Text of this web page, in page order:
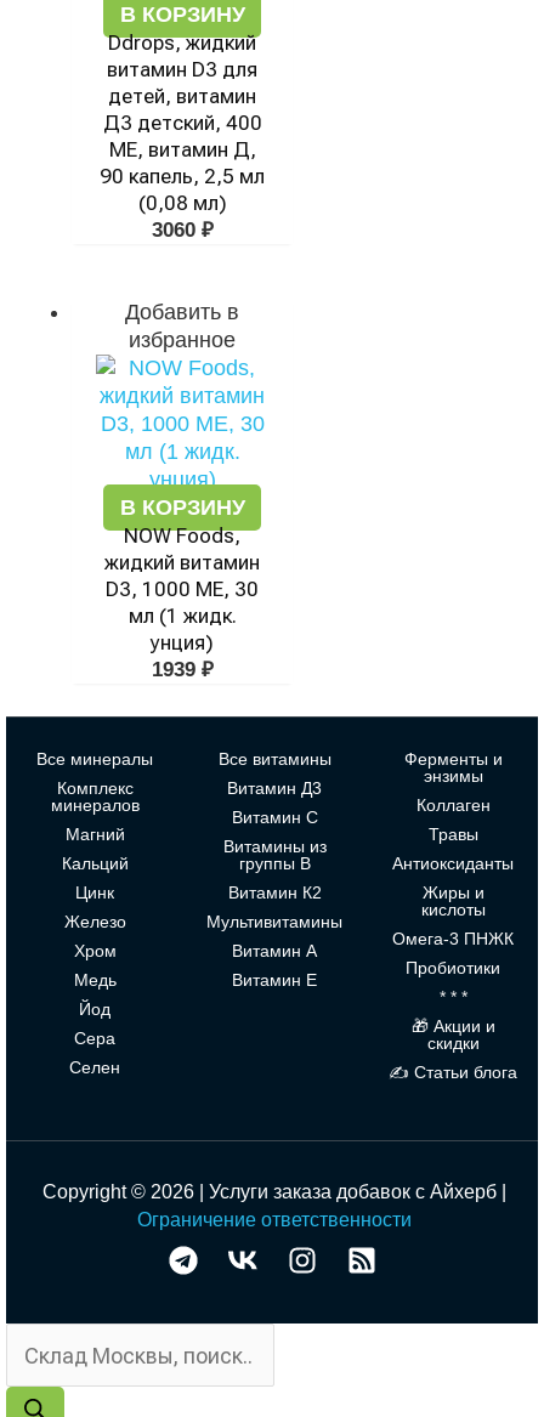
В КОРЗИНУ
Ddrops, жидкий
витамин D3 для
детей, витамин
Д3 детский, 400
МЕ, витамин Д,
90 капель, 2,5 мл
(0,08 мл)
3060 ₽
Добавить в
избранное
В КОРЗИНУ
NOW Foods,
жидкий витамин
D3, 1000 МЕ, 30
мл (1 жидк.
унция)
1939 ₽
Все минералы
Комплекс
минералов
Магний
Кальций
Цинк
Железо
Хром
Медь
Йод
Сера
Селен
Все витамины
Витамин Д3
Витамин С
Витамины из
группы В
Витамин К2
Мультивитамины
Витамин А
Витамин Е
Ферменты и
энзимы
Коллаген
Травы
Антиоксиданты
Жиры и
кислоты
Омега-3 ПНЖК
Пробиотики
* * *
🎁 Акции и
скидки
✍ Статьи блога
Copyright © 2026 | Услуги заказа добавок с Айхерб |
Ограничение ответственности